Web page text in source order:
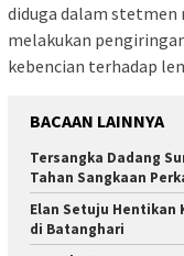
diduga dalam stetmen
melakukan
kebencian terhadap
BACAAN LAINNYA
Tersangka Dadang
Tahan Sangkaan
Elan Setuju Hentikan
di Batanghari